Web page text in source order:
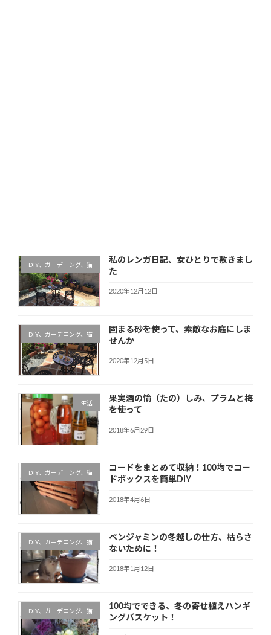
DIY、ガーデニング、猫
私のレンガ日記、女ひとりで敷きまし
た
2020年12月12日
DIY、ガーデニング、猫
固まる砂を使って、素敵なお庭にしま
せんか
2020年12月5日
生活
果実酒の愉（たの）しみ、プラムと梅
を使って
2018年6月29日
DIY、ガーデニング、猫
コードをまとめて収納！100均でコー
ドボックスを簡単DIY
2018年4月6日
DIY、ガーデニング、猫
ベンジャミンの冬越しの仕方、枯らさ
ないために！
2018年1月12日
DIY、ガーデニング、猫
100均でできる、冬の寄せ植えハンギ
ングバスケット！